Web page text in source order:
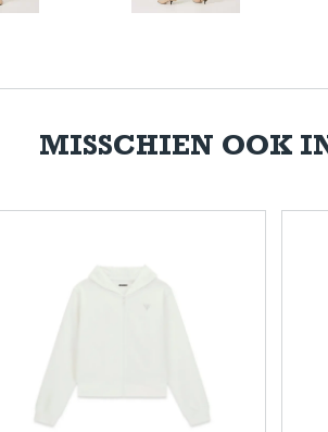
MISSCHIEN OOK